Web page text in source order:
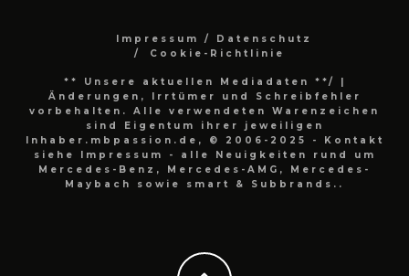
Impressum / Datenschutz
Cookie-Richtlinie
** Unsere aktuellen Mediadaten **/
|
Änderungen, Irrtümer und Schreibfehler
vorbehalten. Alle verwendeten Warenzeichen
sind Eigentum ihrer jeweiligen
Inhaber.mbpassion.de, © 2006-2025 - Kontakt
siehe Impressum - alle Neuigkeiten rund um
Mercedes-Benz, Mercedes-AMG, Mercedes-
Maybach sowie smart & Subbrands..